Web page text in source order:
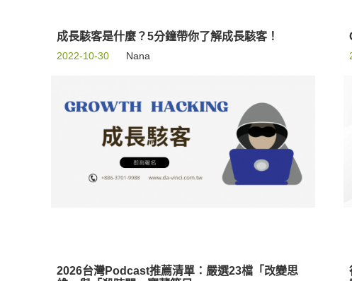
成長駭客是什麼？5分鐘帶你了解成長駭客！
2022-10-30 Nana
2026台灣Podcast推薦清單：嚴選23檔「改變思